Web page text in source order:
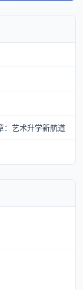
：艺术升学新航道